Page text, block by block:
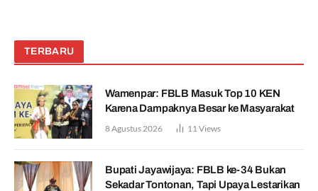
TERBARU
Wamenpar: FBLB Masuk Top 10 KEN
Karena Dampaknya Besar ke Masyarakat
8 Agustus 2026 11Views
Bupati Jayawijaya: FBLB ke-34 Bukan
Sekadar Tontonan, Tapi Upaya Lestarikan